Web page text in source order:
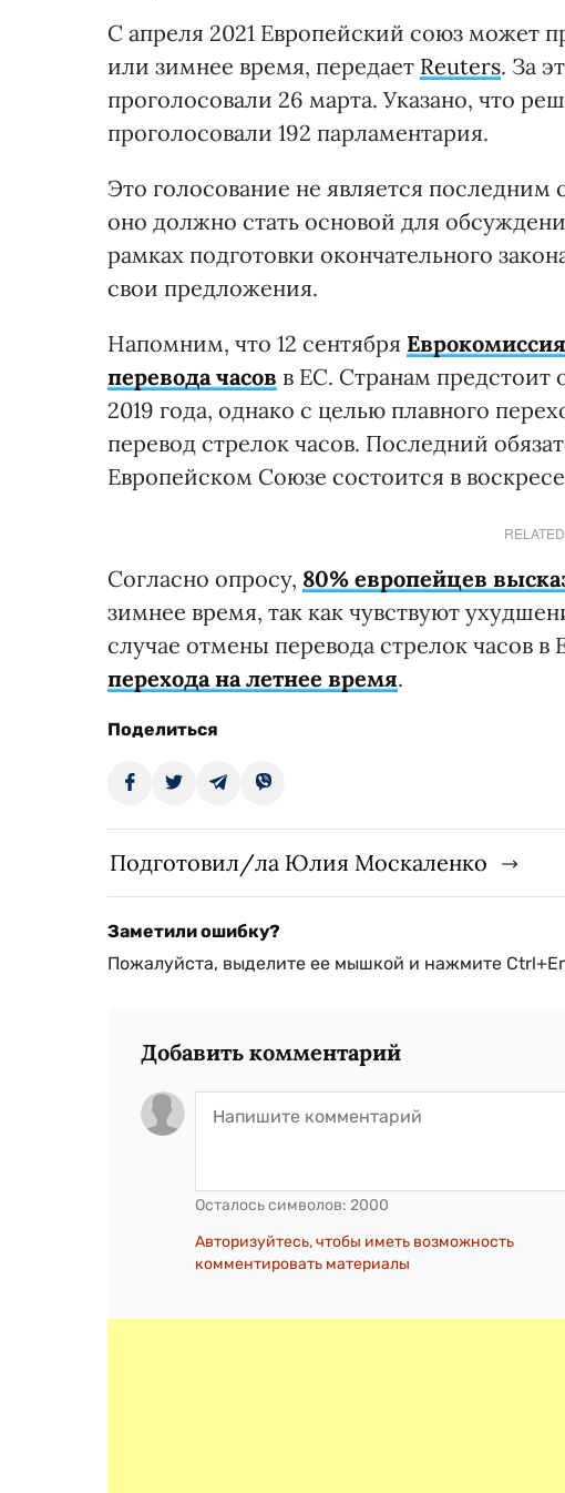
С апреля 2021 Европейский союз может
или зимнее время, передает Reuters. За
проголосовали 26 марта. Указано, что
проголосовали 192 парламентария.
Это голосование не является последним
оно должно стать основой для
рамках подготовки окончательного
свои предложения.
Напомним, что 12 сентября
перевода часов в ЕС. Странам предстоит
2019 года, однако с целью плавного
перевод стрелок часов. Последний
Европейском Союзе состоится в
Согласно опросу, 80% европейцев
зимнее время, так как чувствуют
случае отмены перевода стрелок часов
перехода на летнее время.
Поделиться
Подготовил/ла Юлия Москаленко
Заметили ошибку?
Пожалуйста, выделите ее мышкой и нажмите
Добавить комментарий
Осталось символов: 2000
Авторизуйтесь, чтобы иметь возможность
комментировать материалы